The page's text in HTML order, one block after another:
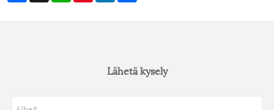
Lähetä kysely